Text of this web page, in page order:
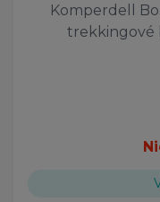
Komperdell
trekkingové